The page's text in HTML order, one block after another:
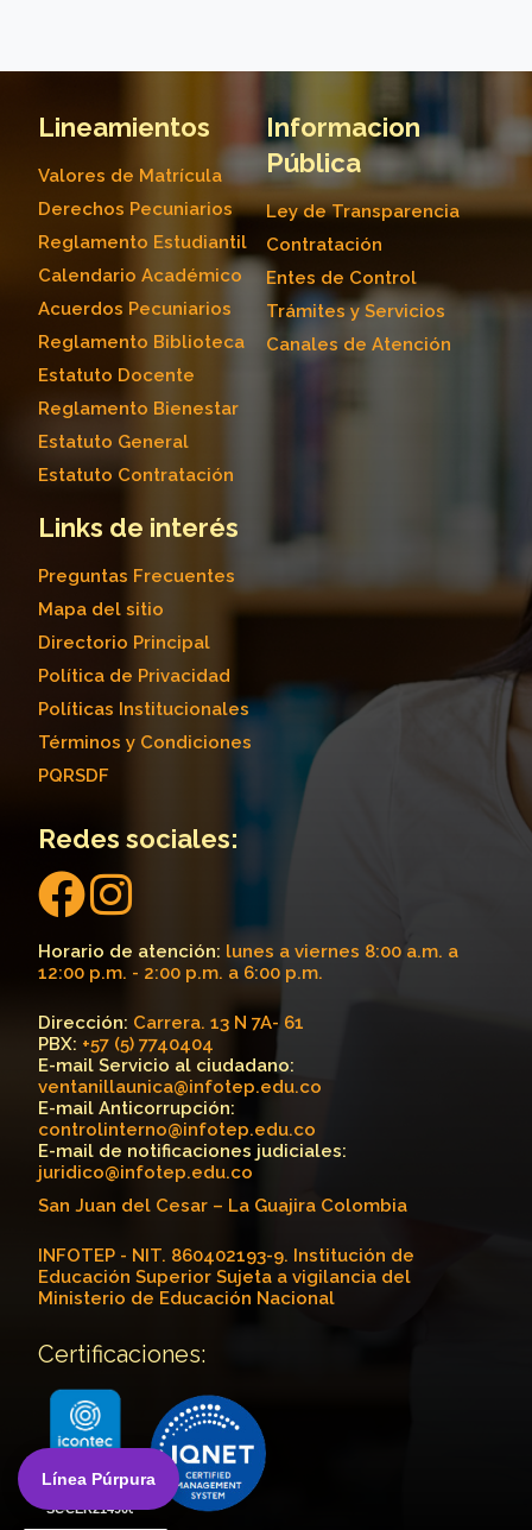
Lineamientos
Valores de Matrícula
Derechos Pecuniarios
Reglamento Estudiantil
Calendario Académico
Acuerdos Pecuniarios
Reglamento Biblioteca
Estatuto Docente
Reglamento Bienestar
Estatuto General
Estatuto Contratación
Informacion
Pública
Ley de Transparencia
Contratación
Entes de Control
Trámites y Servicios
Canales de Atención
Links de interés
Preguntas Frecuentes
Mapa del sitio
Directorio Principal
Política de Privacidad
Políticas Institucionales
Términos y Condiciones
PQRSDF
Redes sociales:
Horario de atención: lunes a viernes 8:00 a.m. a
12:00 p.m. - 2:00 p.m. a 6:00 p.m.
Dirección: Carrera. 13 N 7A- 61
PBX: +57 (5) 7740404
E-mail Servicio al ciudadano:
ventanillaunica@infotep.edu.co
E-mail Anticorrupción:
controlinterno@infotep.edu.co
E-mail de notificaciones judiciales:
juridico@infotep.edu.co
San Juan del Cesar – La Guajira Colombia
INFOTEP - NIT. 860402193-9. Institución de
Educación Superior Sujeta a vigilancia del
Ministerio de Educación Nacional
Certificaciones:
Línea Púrpura